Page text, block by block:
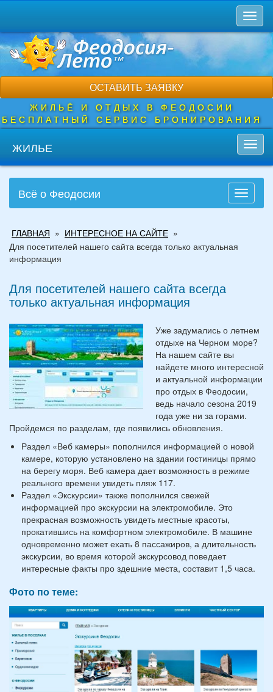
основному
содержанию
ОСТАВИТЬ ЗАЯВКУ
ЖИЛЬЁ И ОТДЫХ В ФЕОДОСИИ
БЕСПЛАТНЫЙ СЕРВИС БРОНИРОВАНИЯ
ЖИЛЬЕ
Toggle
Всё о Феодосии
здесь
ГЛАВНАЯ » ИНТЕРЕСНОЕ НА САЙТЕ »
Для посетителей нашего сайта всегда только актуальная
информация
Для посетителей нашего сайта всегда
только актуальная информация
Уже задумались о летнем
отдыхе на Черном море?
На нашем сайте вы
найдете много интересной
и актуальной информации
про отдых в Феодосии,
ведь начало сезона 2019
года уже ни за горами.
Пройдемся по разделам, где появились обновления.
Раздел «Веб камеры» пополнился информацией о новой
камере, которую установлено на здании гостиницы прямо
на берегу моря. Веб камера дает возможность в режиме
реального времени увидеть пляж 117.
Раздел «Экскурсии» также пополнился свежей
информацией про экскурсии на электромобиле. Это
прекрасная возможность увидеть местные красоты,
прокатившись на комфортном электромобиле. В машине
одновременно может ехать 8 пассажиров, а длительность
экскурсии, во время которой экскурсовод поведает
интересные факты про здешние места, составит 1,5 часа.
Фото по теме: